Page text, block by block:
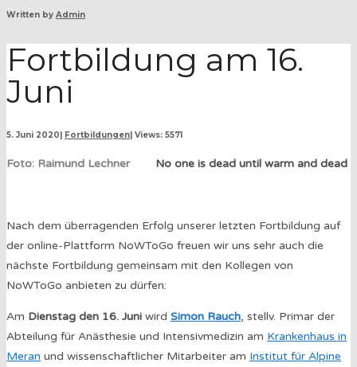
Written by Admin
Fortbildung am 16.
Juni
5. Juni 2020 Fortbildungen Views: 5571
Foto: Raimund Lechner No one is dead until warm and dead
Nach dem überragenden Erfolg unserer letzten Fortbildung auf
der online-Plattform NoWToGo freuen wir uns sehr auch die
nächste Fortbildung gemeinsam mit den Kollegen von
NoWToGo anbieten zu dürfen:
Am Dienstag den 16. Juni wird Simon Rauch, stellv. Primar der
Abteilung für Anästhesie und Intensivmedizin am Krankenhaus in
Meran und wissenschaftlicher Mitarbeiter am Institut für Alpine